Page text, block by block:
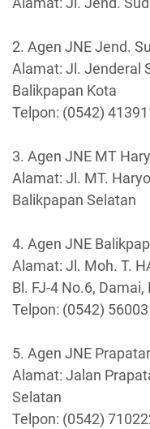
2. Agen JNE Jend.
Alamat: Jl. Jenderal
Balikpapan Kota
Telpon: (0542)
3. Agen JNE MT
Alamat: Jl. MT.
Balikpapan Selatan
4. Agen JNE
Alamat: Jl. Moh. T.
Bl. FJ-4 No.6,
Telpon: (0542)
5. Agen JNE
Alamat: Jalan
Selatan
Telpon: (0542)